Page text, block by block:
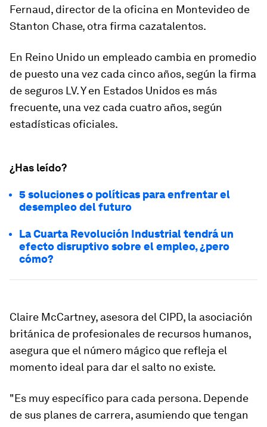
Fernaud, director de la oficina en Montevideo de
Stanton Chase, otra firma cazatalentos.
En Reino Unido un empleado cambia en promedio
de puesto una vez cada cinco años, según la firma
de seguros LV. Y en Estados Unidos es más
frecuente, una vez cada cuatro años, según
estadísticas oficiales.
¿Has leído?
5 soluciones o políticas para enfrentar el
desempleo del futuro
La Cuarta Revolución Industrial tendrá un
efecto disruptivo sobre el empleo, ¿pero
cómo?
Claire McCartney, asesora del CIPD, la asociación
británica de profesionales de recursos humanos,
asegura que el número mágico que refleja el
momento ideal para dar el salto no existe.
"Es muy específico para cada persona. Depende
de sus planes de carrera, asumiendo que tengan